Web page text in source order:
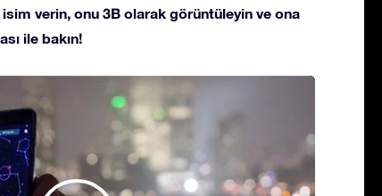
isim verin, onu 3B olarak görüntüleyin ve ona
ile bakın!